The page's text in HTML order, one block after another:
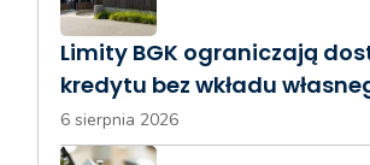
Limity BGK ograniczają
kredytu bez wkładu
6 sierpnia 2026